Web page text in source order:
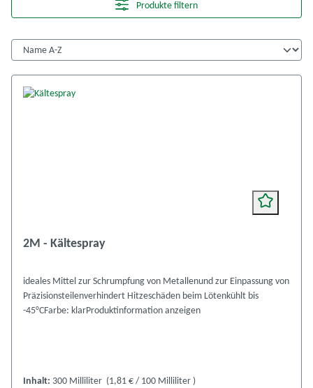
Produkte filtern
2M - Kältespray
ideales Mittel zur Schrumpfung von Metallenund zur Einpassung von
Präzisionsteilenverhindert Hitzeschäden beim Lötenkühlt bis
-45°CFarbe: klarProduktinformation anzeigen
Inhalt: 300 Milliliter (1,81 € / 100 Milliliter )